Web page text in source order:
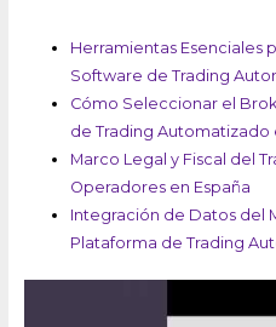
Herramientas Esenciales
Software de Trading
Cómo Seleccionar el
de Trading Automatizado
Marco Legal y Fiscal del
Operadores en España
Integración de Datos del
Plataforma de Trading